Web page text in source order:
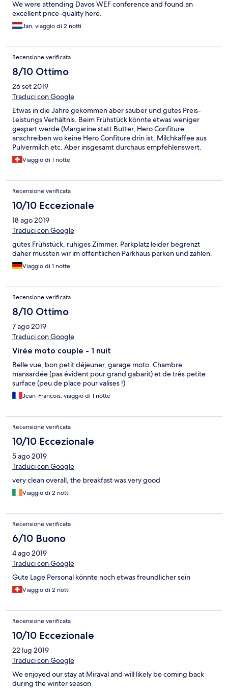
We were attending Davos WEF conference and found an
excellent price-quality here.
Jan, viaggio di 2 notti
Recensione verificata
8/10 Ottimo
26 set 2019
Traduci con Google
Etwas in die Jahre gekommen aber sauber und gutes Preis-
Leistungs Verhältnis. Beim Frühstück könnte etwas weniger
gespart werde (Margarine statt Butter, Hero Confiture
anschreiben wo keine Hero Confiture drin ist, Milchkaffee aus
Pulvermilch etc. Aber insgesamt durchaus empfehlenswert.
Viaggio di 1 notte
Recensione verificata
10/10 Eccezionale
18 ago 2019
Traduci con Google
gutes Frühstück, ruhiges Zimmer. Parkplatz leider begrenzt
daher mussten wir im öffentlichen Parkhaus parken und zahlen.
Viaggio di 1 notte
Recensione verificata
8/10 Ottimo
7 ago 2019
Traduci con Google
Virée moto couple - 1 nuit
Belle vue, bon petit déjeuner, garage moto. Chambre
mansardée (pas évident pour grand gabarit) et de très petite
surface (peu de place pour valises !)
Jean-Francois, viaggio di 1 notte
Recensione verificata
10/10 Eccezionale
5 ago 2019
Traduci con Google
very clean overall, the breakfast was very good
Viaggio di 2 notti
Recensione verificata
6/10 Buono
4 ago 2019
Traduci con Google
Gute Lage Personal könnte noch etwas freundlicher sein
Viaggio di 2 notti
Recensione verificata
10/10 Eccezionale
22 lug 2019
Traduci con Google
We enjoyed our stay at Miraval and will likely be coming back
during the winter season